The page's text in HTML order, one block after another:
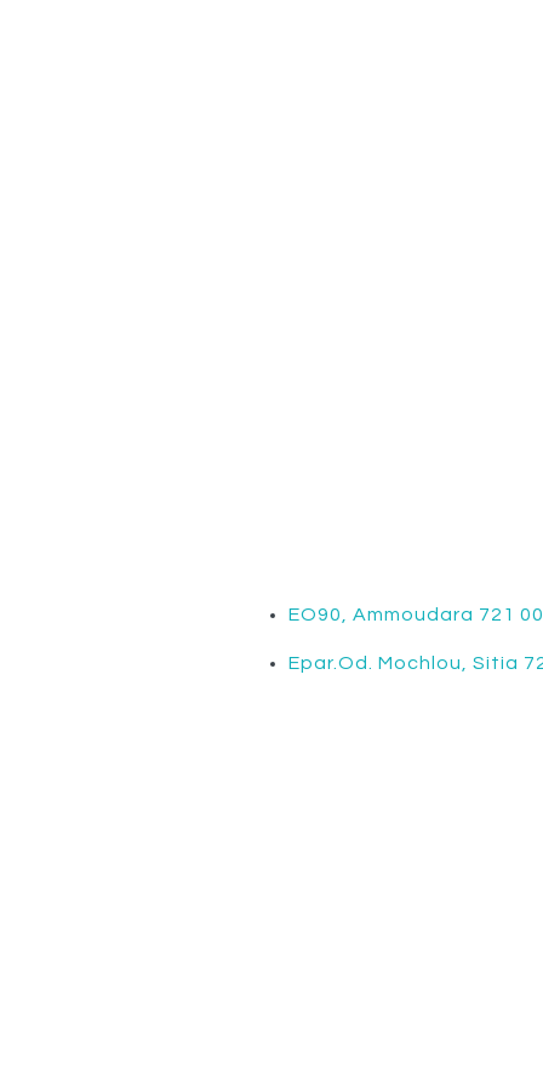
EO90, Ammoudara 721 00
Epar.Od. Mochlou, Sitia